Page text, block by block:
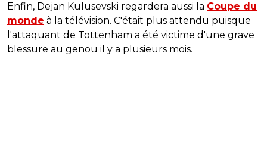
Enfin, Dejan Kulusevski regardera aussi la Coupe du
monde à la télévision. C'était plus attendu puisque
l'attaquant de Tottenham a été victime d'une grave
blessure au genou il y a plusieurs mois.